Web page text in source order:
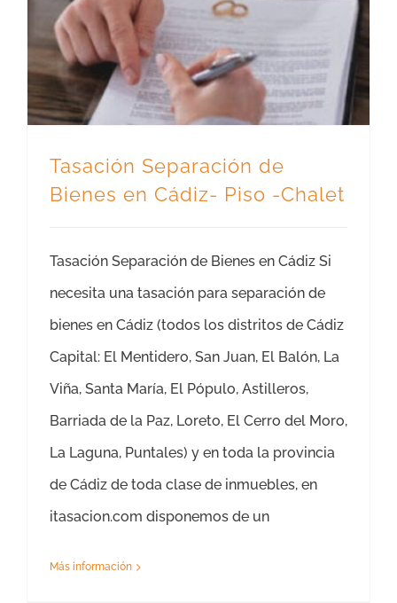
Tasación Separación de
Bienes en Cádiz- Piso -Chalet
Tasación Separación de Bienes en Cádiz Si
necesita una tasación para separación de
bienes en Cádiz (todos los distritos de Cádiz
Capital: El Mentidero, San Juan, El Balón, La
Viña, Santa María, El Pópulo, Astilleros,
Barriada de la Paz, Loreto, El Cerro del Moro,
La Laguna, Puntales) y en toda la provincia
de Cádiz de toda clase de inmuebles, en
itasacion.com disponemos de un
Más información